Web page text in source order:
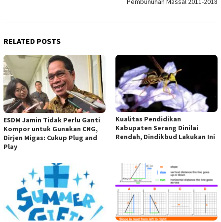
RELATED POSTS
ESDM Jamin Tidak Perlu Ganti
Kompor untuk Gunakan CNG,
Dirjen Migas: Cukup Plug and
Play
Kualitas Pendidikan
Kabupaten Serang Dinilai
Rendah, Dindikbud Lakukan Ini